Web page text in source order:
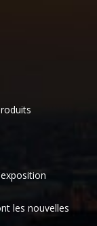
les nouvelles